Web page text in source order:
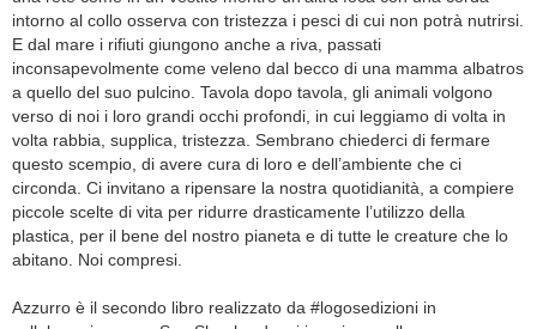
intorno al collo osserva con tristezza i pesci di cui non potrà nutrirsi.
E dal mare i rifiuti giungono anche a riva, passati
inconsapevolmente come veleno dal becco di una mamma albatros
a quello del suo pulcino. Tavola dopo tavola, gli animali volgono
verso di noi i loro grandi occhi profondi, in cui leggiamo di volta in
volta rabbia, supplica, tristezza. Sembrano chiederci di fermare
questo scempio, di avere cura di loro e dell’ambiente che ci
circonda. Ci invitano a ripensare la nostra quotidianità, a compiere
piccole scelte di vita per ridurre drasticamente l’utilizzo della
plastica, per il bene del nostro pianeta e di tutte le creature che lo
abitano. Noi compresi.
Azzurro è il secondo libro realizzato da #logosedizioni in